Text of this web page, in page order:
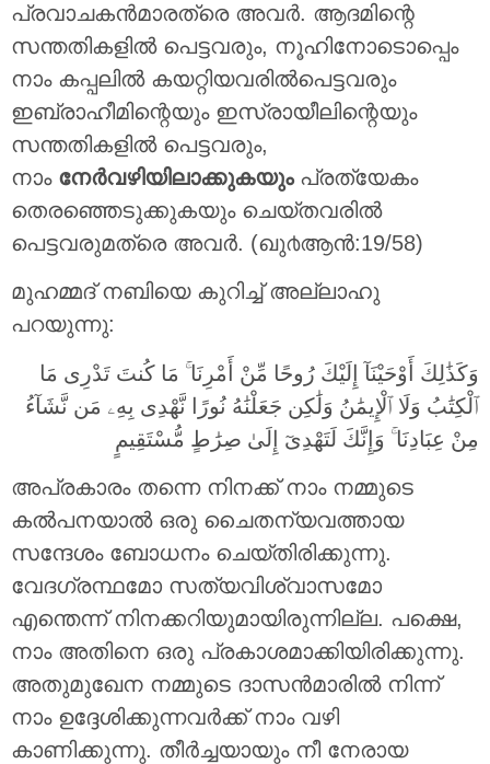
പ്രവാചകന്‍മാരത്രെ അവര്‍. ആദമിന്റെ
സന്തതികളില്‍ പെട്ടവരും, നൂഹിനോടൊപ്പെം
നാം കപ്പലില്‍ കയറ്റിയവരില്‍പെട്ടവരും
ഇബ്രാഹീമിന്റെയും ഇസ്രായീലിന്റെയും
സന്തതികളില്‍ പെട്ടവരും,
നാം നേര്‍വഴിയിലാക്കുകയുംപ്രത്യേകം
തെരഞ്ഞെടുക്കുകയും ചെയ്തവരില്‍
പെട്ടവരുമത്രെ അവര്‍. (ഖു൪ആന്‍:19/58)
മുഹമ്മദ് നബിയെ കുറിച്ച് അല്ലാഹു
പറയുന്നു:
وَكَذَٰلِكَ أَوْحَيْنَآ إِلَيْكَ رُوحًا مِّنْ أَمْرِنَا ۚ مَا كُنتَ تَدْرِى مَا
ٱلْكِتَٰبُ وَلَا ٱلْإِيمَٰنُ وَلَٰكِن جَعَلْنَٰهُ نُورًا نَّهْدِى بِهِۦ مَن نَّشَآءُ
مِنْ عِبَادِنَا ۚ وَإِنَّكَ لَتَهْدِىٓ إِلَىٰ صِرَٰطٍ مُّسْتَقِيمٍ
അപ്രകാരം തന്നെ നിനക്ക് നാം നമ്മുടെ
കല്‍പനയാല്‍ ഒരു ചൈതന്യവത്തായ
സന്ദേശം ബോധനം ചെയ്തിരിക്കുന്നു.
വേദഗ്രന്ഥമോ സത്യവിശ്വാസമോ
എന്തെന്ന് നിനക്കറിയുമായിരുന്നില്ല. പക്ഷെ,
നാം അതിനെ ഒരു പ്രകാശമാക്കിയിരിക്കുന്നു.
അതുമുഖേന നമ്മുടെ ദാസന്‍മാരില്‍ നിന്ന്
നാം ഉദ്ദേശിക്കുന്നവര്‍ക്ക് നാം വഴി
കാണിക്കുന്നു. തീര്‍ച്ചയായും നീ നേരായ